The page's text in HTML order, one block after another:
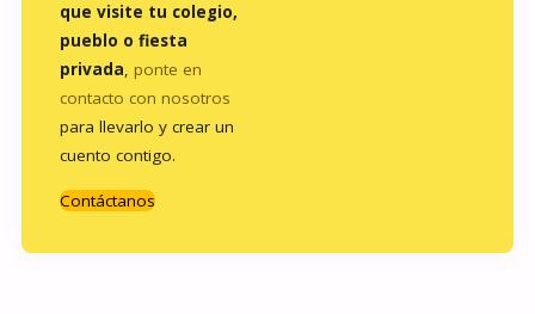
que visite tu colegio,
pueblo o fiesta
privada, ponte en
contacto con nosotros
para llevarlo y crear un
cuento contigo.
Contáctanos